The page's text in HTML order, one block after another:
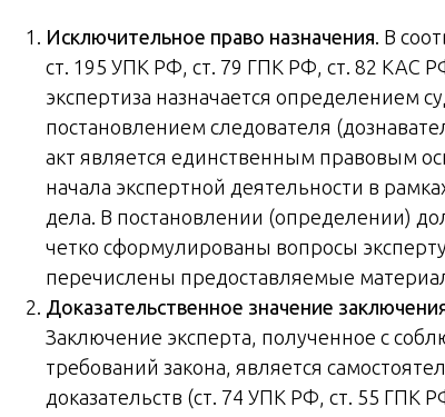
Исключительное право назначения. В
ст. 195 УПК РФ, ст. 79 ГПК РФ, ст. 82 КАС
экспертиза назначается определением
постановлением следователя
акт является единственным правовым
начала экспертной деятельности в
дела. В постановлении (определении)
четко сформулированы вопросы
перечислены предоставляемые
Доказательственное значение
Заключение эксперта, полученное с
требований закона, является
доказательств (ст. 74 УПК РФ, ст. 55 ГПК